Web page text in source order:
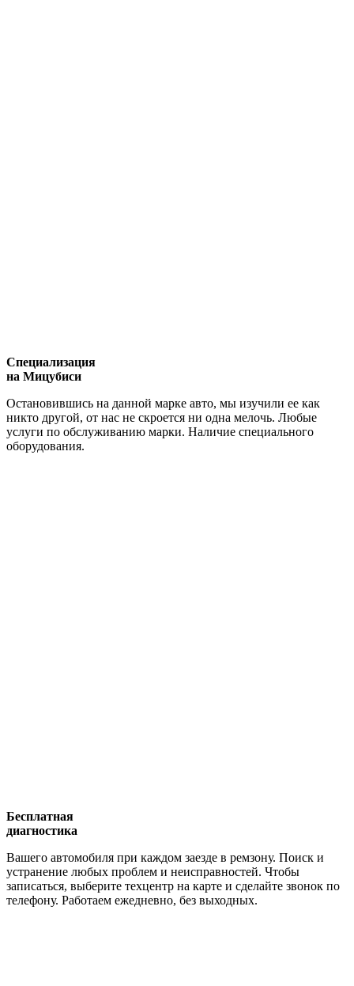
Специализация
на Мицубиси
Остановившись на данной марке авто, мы изучили ее как
никто другой, от нас не скроется ни одна мелочь. Любые
услуги по обслуживанию марки. Наличие специального
оборудования.
Бесплатная
диагностика
Вашего автомобиля при каждом заезде в ремзону. Поиск и
устранение любых проблем и неисправностей. Чтобы
записаться, выберите техцентр на карте и сделайте звонок по
телефону. Работаем ежедневно, без выходных.